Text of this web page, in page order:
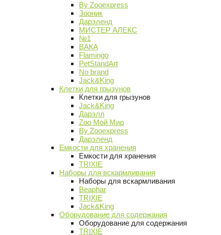
By Zooexpress
Зооник
Дарэленд
МИСТЕР АЛЕКС
№1
ВАКА
Flamingo
PetStandArt
No brand
Jack&King
Клетки для грызунов
Клетки для грызунов
Jack&King
Дарэлл
Zoo Мой Мир
By Zooexpress
Дарэленд
Емкости для хранения
Емкости для хранения
TRIXIE
Наборы для вскармливания
Наборы для вскармливания
Beaphar
TRIXIE
Jack&King
Оборудование для содержания
Оборудование для содержания
TRIXIE